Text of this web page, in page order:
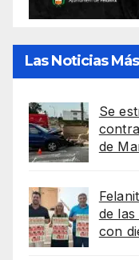
Las Noticias
Se
de
de las
con